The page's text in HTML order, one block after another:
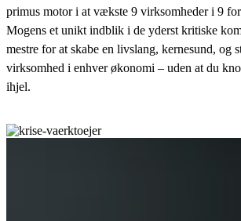
primus motor i at vækste 9 virksomheder i 9
Mogens et unikt indblik i de yderst kritiske
mestre for at skabe en livslang, kernesund, og
virksomhed i enhver økonomi – uden at du
ihjel.